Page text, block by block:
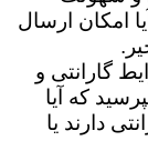
امکان ارسال
گارانتی و
که آیا
دارند یا